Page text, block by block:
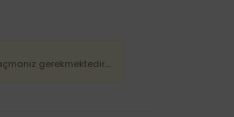
gerekmektedir....